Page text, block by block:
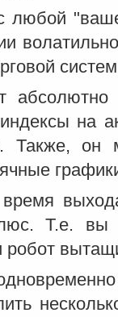
любой
на
Также,
время
Т.е. вы